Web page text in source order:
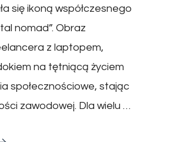
się ikoną współczesnego
nomad”. Obraz
z laptopem,
na tętniącą życiem
społecznościowe, stając
zawodowej. Dla wielu …